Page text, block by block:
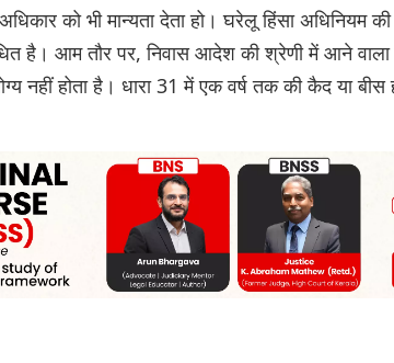
को भी मान्यता देता हो। घरेलू हिंसा अधिनियम
है। आम तौर पर, निवास आदेश की श्रेणी में आने
नहीं होता है। धारा 31 में एक वर्ष तक की कैद या बीस